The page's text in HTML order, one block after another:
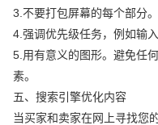
3.不要打包屏幕的每个部分
4.强调优先级任务，例如输
5.用有意义的图形。避免任
素。
五、搜索引擎优化内容
当买家和卖家在网上寻找您